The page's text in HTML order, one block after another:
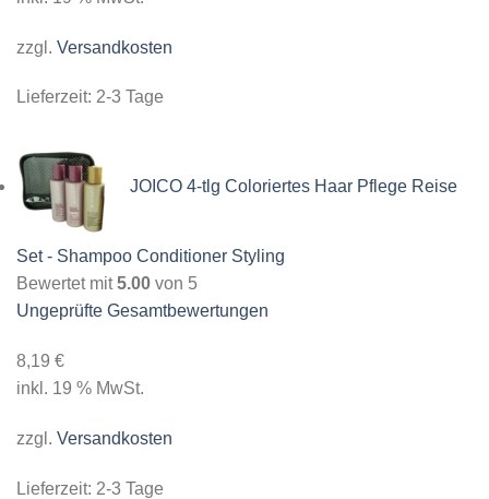
zzgl. Versandkosten
Lieferzeit: 2-3 Tage
JOICO 4-tlg Coloriertes Haar Pflege Reise
Set - Shampoo Conditioner Styling
Bewertet mit5.00 von 5
Ungeprüfte Gesamtbewertungen
8,19 €
inkl. 19 % MwSt.
zzgl. Versandkosten
Lieferzeit: 2-3 Tage